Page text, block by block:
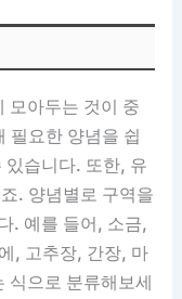
모아두는 것이 중
필요한 양념을 쉽
있습니다. 또한, 유
. 양념별로 구역을
. 예를 들어, 소금,
, 고추장, 간장, 마
식으로 분류해보세